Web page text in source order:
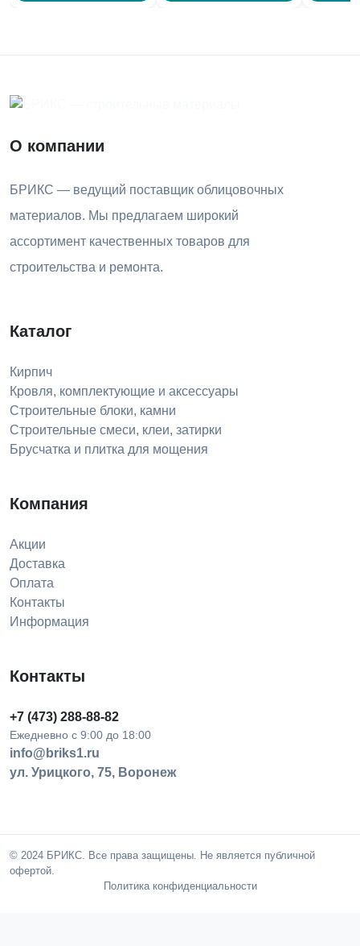
О компании
БРИКС — ведущий поставщик облицовочных
материалов. Мы предлагаем широкий
ассортимент качественных товаров для
строительства и ремонта.
Каталог
Кирпич
Кровля, комплектующие и аксессуары
Строительные блоки, камни
Строительные смеси, клеи, затирки
Брусчатка и плитка для мощения
Компания
Акции
Доставка
Оплата
Контакты
Информация
Контакты
+7 (473) 288-88-82
Ежедневно с 9:00 до 18:00
info@briks1.ru
ул. Урицкого, 75, Воронеж
© 2024 БРИКС. Все права защищены. Не является публичной
офертой.
Политика конфиденциальности